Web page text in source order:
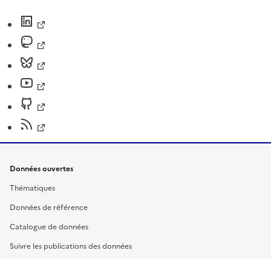
Données ouvertes
Thématiques
Données de référence
Catalogue de données
Suivre les publications des données